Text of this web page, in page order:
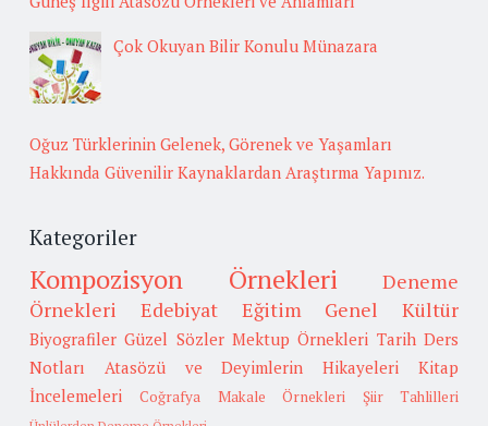
Çok Okuyan Bilir Konulu Münazara
Oğuz Türklerinin Gelenek, Görenek ve Yaşamları
Hakkında Güvenilir Kaynaklardan Araştırma Yapınız.
Kategoriler
Kompozisyon Örnekleri
Deneme
Örnekleri
Edebiyat Eğitim Genel Kültür
Biyografiler Güzel Sözler Mektup Örnekleri Tarih Ders
Notları
Atasözü ve Deyimlerin Hikayeleri
Kitap
İncelemeleri
Coğrafya Makale Örnekleri Şiir Tahlilleri